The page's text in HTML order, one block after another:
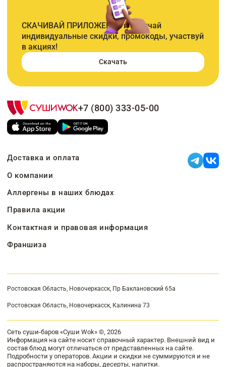
СКАЧИВАЙ ПРИЛОЖЕНИЕ и получай
индивидуальные скидки, промокоды, участвуй
в акциях!
Скачать
+7 (800) 333-05-00
Доставка и оплата
О компании
Аллергены в наших блюдах
Правила акции
Контактная и правовая информация
Франшиза
Ростовская Область, Новочеркасск, Пр Баклановский 65а
Ростовская Область, Новочеркасск, Калинина 73
Сеть суши-баров «Суши Wok» ©, 2026
Информация на сайте носит справочный характер. Внешний вид и
состав блюд могут отличаться от представленных на сайте.
Подробности у операторов. Акции и скидки не суммируются и не
распространяются на наборы, десерты, напитки.